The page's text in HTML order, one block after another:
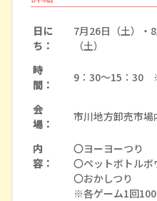
日に
ち：
7月26日（土）・
（土）
時
間：
9：30～15：30
会
場：
市川地方卸売市
内
容：
〇ヨーヨーつり
〇ペットボトルボ
〇おかしつり
※各ゲーム1回